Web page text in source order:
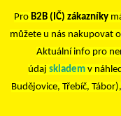
Pro B2B (IČ) zákazníky
můžete u nás nakupovat
Aktuální info pro
údaj skladem v
Budějovice, Třebíč,